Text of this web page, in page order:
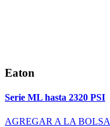
Eaton
Serie ML hasta 2320 PSI
AGREGAR A LA BOLSA